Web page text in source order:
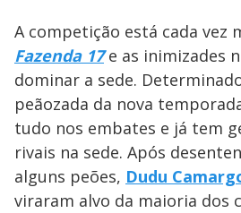
A competição está cada vez
Fazenda 17e as inimizades
dominar a sede.
peãozada da nova
tudo nos embates e já tem
rivais na sede. Após
alguns peões, Dudu
viraram alvo da maioria dos